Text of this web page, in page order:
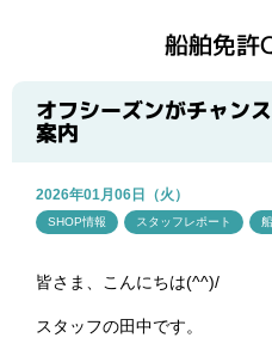
船舶免許
オフシーズンがチャン
案内
2026年01月06日（火）
SHOP情報 スタッフレポート
皆さま、こんにちは(^^)/
スタッフの田中です。